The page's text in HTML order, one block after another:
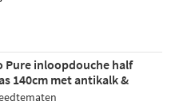
Pure inloopdouche half
140cm met antikalk &
profiel